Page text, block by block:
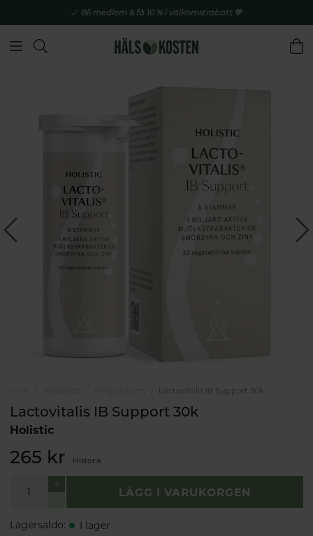
Bli medlem & få 10 % i välkomstrabatt 💚
Lactovitalis IB Support 30k
Lactovitalis IB Support 30k
Holistic
265 kr Historik
LÄGG I VARUKORGEN
Lagersaldo: I lager